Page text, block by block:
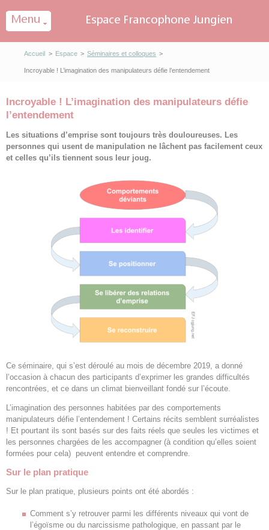
Accueil > Espace > Séminaires et colloques >
Incroyable ! L’imagination des manipulateurs défie l’entendement
Incroyable ! L’imagination des manipulateurs défie
l’entendement
Les situations d’emprise sont toujours très douloureuses. Les
personnes qui usent de manipulation ne lâchent pas facilement ceux
et celles qu’ils tiennent sous leur joug.
Ce séminaire, qui s’est déroulé au mois de décembre 2019, a donné
l’occasion à chacun des participants d’exprimer les grandes difficultés
rencontrées, et ce dans un climat bienveillant fondé sur l’écoute.
L’imagination des personnes habitées par des comportements
manipulateurs défie l’entendement ! Certains récits semblent surréalistes
! Et pourtant ils sont basés sur des faits réels que seules les victimes et
les personnes chargées de les accompagner (à condition qu’elles soient
formées pour cela) peuvent entendre et comprendre.
Sur le plan pratique
Sur le plan pratique, plusieurs points ont été abordés :
Comment s’y retrouver parmi les différents niveaux qui vont de
l’égoïsme ou du narcissisme pathologique, en passant par le